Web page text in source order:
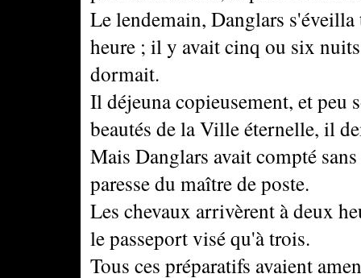
Le lendemain, Danglars
heure ; il y avait cinq ou six
dormait.
Il déjeuna copieusement, et
beautés de la Ville éternelle, il
Mais Danglars avait compté
paresse du maître de poste.
Les chevaux arrivèrent à deux
le passeport visé qu'à trois.
Tous ces préparatifs avaient